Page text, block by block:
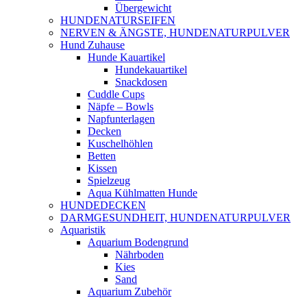
Übergewicht
HUNDENATURSEIFEN
NERVEN & ÄNGSTE, HUNDENATURPULVER
Hund Zuhause
Hunde Kauartikel
Hundekauartikel
Snackdosen
Cuddle Cups
Näpfe – Bowls
Napfunterlagen
Decken
Kuschelhöhlen
Betten
Kissen
Spielzeug
Aqua Kühlmatten Hunde
HUNDEDECKEN
DARMGESUNDHEIT, HUNDENATURPULVER
Aquaristik
Aquarium Bodengrund
Nährboden
Kies
Sand
Aquarium Zubehör